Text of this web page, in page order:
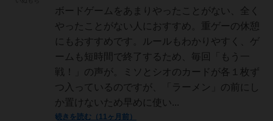
ボードゲームをあまりやったことがない、全く
やったことがない人におすすめ。重ゲーの休憩
にもおすすめです。ルールもわかりやすく、ゲ
ームも短時間で終了するため、毎回「もう一
戦！」の声が。ミソとシオのカードが各１枚ず
つ入っているのですが、「ラーメン」の前にし
か置けないため早めに使い...
続きを読む（11ヶ月前）